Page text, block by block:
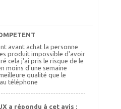
avant achat la personne
produit impossible d'avoir
cela j'ai pris le risque de le
moins d'une semaine
qualité que le
téléphone
a répondu à cet avis :